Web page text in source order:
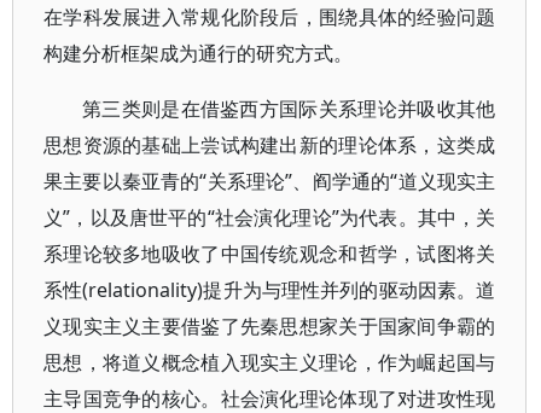
在学科发展进入常规化阶段后，围绕具体的经验问题
构建分析框架成为通行的研究方式。
第三类则是在借鉴西方国际关系理论并吸收其他
思想资源的基础上尝试构建出新的理论体系，这类成
果主要以秦亚青的“关系理论”、阎学通的“道义现实主
义”，以及唐世平的“社会演化理论”为代表。其中，关
系理论较多地吸收了中国传统观念和哲学，试图将关
系性(relationality)提升为与理性并列的驱动因素。道
义现实主义主要借鉴了先秦思想家关于国家间争霸的
思想，将道义概念植入现实主义理论，作为崛起国与
主导国竞争的核心。社会演化理论体现了对进攻性现